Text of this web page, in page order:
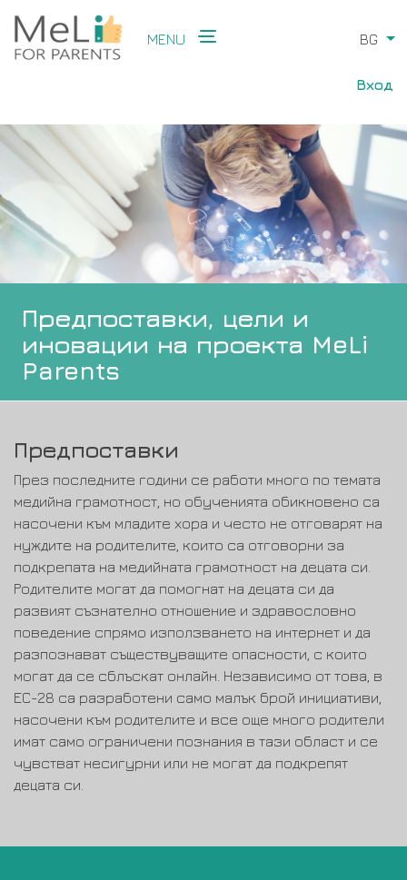
main
User
Вход
MENU BG
Предпоставки, цели и
иновации на проекта MeLi
Parents
Предпоставки
През последните години се работи много по темата
медийна грамотност, но обученията обикновено са
насочени към младите хора и често не отговарят на
нуждите на родителите, които са отговорни за
подкрепата на медийната грамотност на децата си.
Родителите могат да помогнат на децата си да
развият съзнателно отношение и здравословно
поведение спрямо използването на интернет и да
разпознават съществуващите опасности, с които
могат да се сблъскат онлайн. Независимо от това, в
ЕС-28 са разработени само малък брой инициативи,
насочени към родителите и все още много родители
имат само ограничени познания в тази област и се
чувстват несигурни или не могат да подкрепят
децата си.